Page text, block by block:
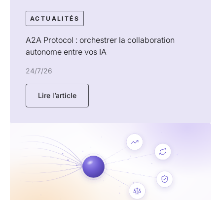
ACTUALITÉS
A2A Protocol : orchestrer la collaboration
autonome entre vos IA
24/7/26
Lire l’article